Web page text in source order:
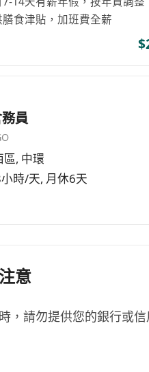
膳食津貼，加班費全薪
員
區, 中環
時/天, 月休6天
意
，請勿提供您的銀行或信